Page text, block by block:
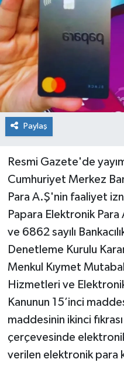
Paylaş
Resmi Gazete'de
Cumhuriyet Merkez
Para A.Ş'nin faaliyet
Papara Elektronik
ve 6862 sayılı
Denetleme Kurulu
Menkul Kıymet
Hizmetleri ve
Kanunun 15’inci
maddesinin ikinci
çerçevesinde
verilen elektronik para
Sağlık
Siyaset
Spor